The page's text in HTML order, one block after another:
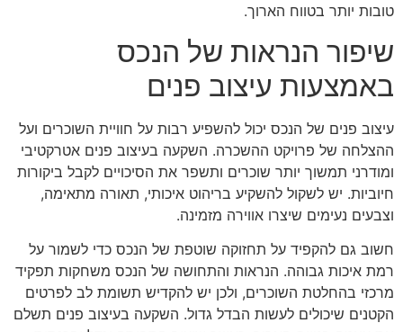
טובות יותר בטווח הארוך.
שיפור הנראות של הנכס
באמצעות עיצוב פנים
עיצוב פנים של הנכס יכול להשפיע רבות על חוויית השוכרים ועל
ההצלחה של פרויקט ההשכרה. השקעה בעיצוב פנים אטרקטיבי
ומודרני תמשוך יותר שוכרים ותשפר את הסיכויים לקבל ביקורות
חיוביות. יש לשקול להשקיע בריהוט איכותי, תאורה מתאימה,
וצבעים נעימים שיצרו אווירה מזמינה.
חשוב גם להקפיד על תחזוקה שוטפת של הנכס כדי לשמור על
רמת איכות גבוהה. הנראות והתחושה של הנכס משחקות תפקיד
מרכזי בהחלטת השוכרים, ולכן יש להקדיש תשומת לב לפרטים
הקטנים שיכולים לעשות הבדל גדול. השקעה בעיצוב פנים תשלם